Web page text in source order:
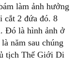
làm ảnh hưởng
cắt 2 đứa đó. 8
Đó là hình ảnh ở
năm sau chúng
tịch Thế Giới Di